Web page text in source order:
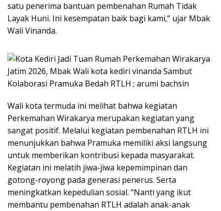
satu penerima bantuan pembenahan Rumah Tidak
Layak Huni. Ini kesempatan baik bagi kami,” ujar Mbak
Wali Vinanda.
Wali kota termuda ini melihat bahwa kegiatan
Perkemahan Wirakarya merupakan kegiatan yang
sangat positif. Melalui kegiatan pembenahan RTLH ini
menunjukkan bahwa Pramuka memiliki aksi langsung
untuk memberikan kontribusi kepada masyarakat.
Kegiatan ini melatih jiwa-jiwa kepemimpinan dan
gotong-royong pada generasi penerus. Serta
meningkatkan kepedulian sosial. “Nanti yang ikut
membantu pembenahan RTLH adalah anak-anak